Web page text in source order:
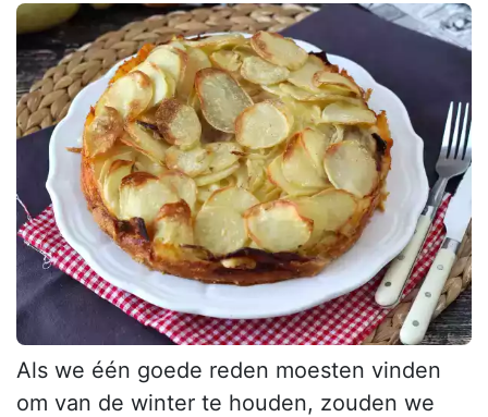
Als we één goede reden moesten vinden
om van de winter te houden, zouden we